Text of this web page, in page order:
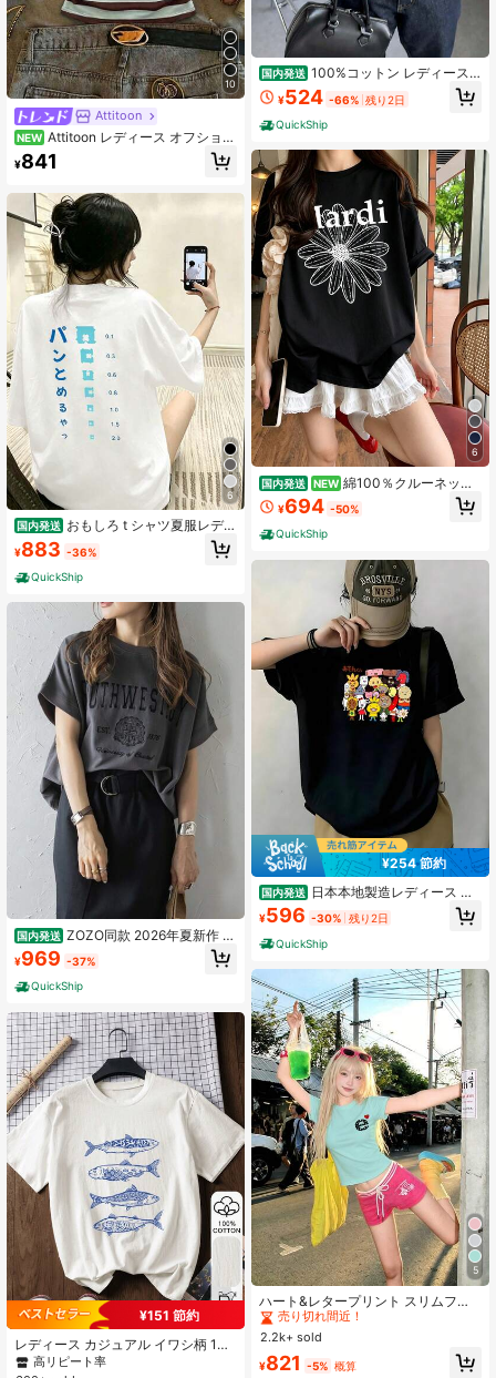
10
Attitoon
NEW Attitoon レディース オフショル
ダー アシンメトリー ウエストシェイ
プ ミントグリーン×ブラウン ストラ
万能 パーティー 空港 Y2K トップス
夏 お出かけコーデ
¥841
6
国内発送 おもしろ t シャツ夏服レディ
ース ファッション t シャツ 半袖オ
フィスカジュアル 200 グラム綿パン
とめるやつ縦書き日本語グラフプリ
ントゆったり y2k レディース トップ
ス
¥883 -36%
QuickShip
国内発送 ZOZO同款 2026年夏新作 韓
国風プレミアム・アップグレード版
レディース 綿100% プリント柄 半袖
Tシャツ クルーネック カジュアル 柔
らかい肌触り 通気性抜群 夏新作 普
段着 通勤着 おしゃれデイリーカジュ
アルトップス
¥969 -37%
QuickShip
¥151 節約
レディース カジュアル イワシ柄 10
0%コットン 半袖トップ グラフィッ
高リピート率
国内発送 100%コットン レディース
半袖 夏服y2kスタイルトップ レディ
ースカジュアルプリントTシャツ 春
夏新作 ゆったり快適 韓国風トップス
ス キャラクター tシャツ 国内発送
¥524 -66% 残り2日
QuickShip
6
国内発送 NEW 綿100％クルーネック
プリント半袖Tシャツ、女性用新作夏
服、スタイリッシュなゆったりカジ
ュアルトップス
¥694 -50%
QuickShip
¥254 節約
国内発送 日本本地製造レディース 夏
カジュアル ゆったりオーバーサイズ
丸首 おでんくん 全キャラクタープリ
ント コットン半袖Tシャツ
¥596 -30% 残り2日
QuickShip
5
ハート&レタープリント スリムフィ
ット レギュラーショルダー Tシャツ
レディース、半袖、アメリカンスタ
ン トップス、サマーカジュアル
#9 ベストセラー
に 短い カジュアルTシャツ
売り切れ間近！
#9 ベストセラー
売り切れ間近！
#9 ベストセラー
売り切れ間近！
#9 ベストセラー
2.2k+ sold
¥821 -5% 概算